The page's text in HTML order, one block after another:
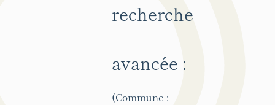
recherche
avancée :
(Commune :